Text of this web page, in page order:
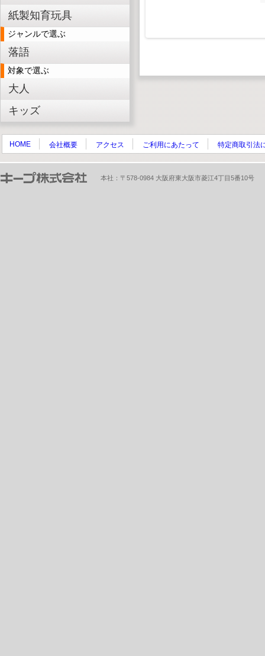
紙製知育玩具
ジャンルで選ぶ
落語
対象で選ぶ
大人
キッズ
HOME 会社概要 アクセス ご利用にあたって 特定商取引法
本社：〒578-0984 大阪府東大阪市菱江4丁目5番10号